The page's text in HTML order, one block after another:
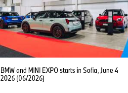
BMW and MINI EXPO starts in Sofia, June 4
2026 (06/2026)